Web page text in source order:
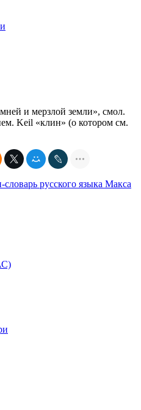
и мерзлой земли», смол.
Keil «клин» (о котором см.
русского языка Макса